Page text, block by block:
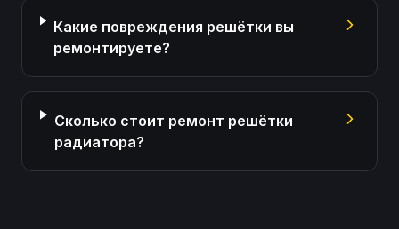
Какие повреждения решётки вы
ремонтируете?
Сколько стоит ремонт решётки
радиатора?